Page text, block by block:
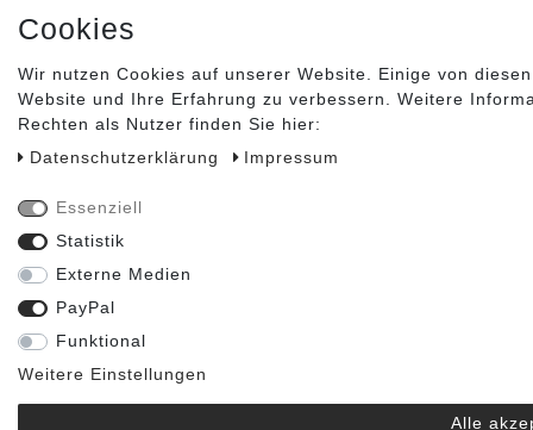
Cookies
Wir nutzen Cookies auf unserer Website. Einige von
Website und Ihre Erfahrung zu verbessern. Weitere
Rechten als Nutzer finden Sie hier:
Daten­schutz­erklärung
Impressum
Essenziell
Statistik
Externe Medien
PayPal
Funktional
Weitere Einstellungen
Alle